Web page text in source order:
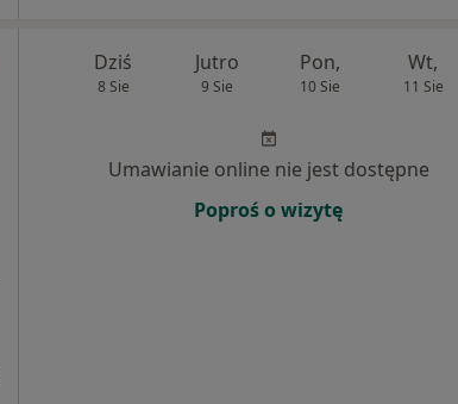
Dziś
8 Sie
Jutro
9 Sie
Pon,
10 Sie
Wt,
11 Sie
Umawianie online nie jest dostępne
Poproś o wizytę